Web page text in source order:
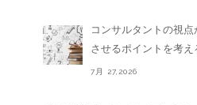
コンサルタントの視
させるポイントを考え
7月 27,2026